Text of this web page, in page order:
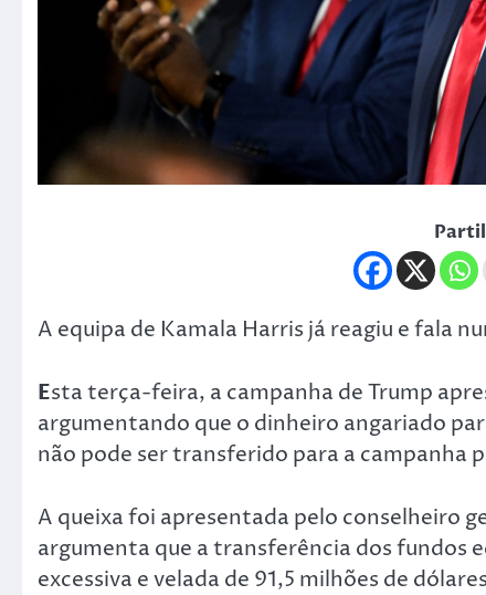
A equipa de Kamala Harris já reagiu e fala
Esta terça-feira, a campanha de Trump
argumentando que o dinheiro angariado
não pode ser transferido para a campanha
A queixa foi apresentada pelo conselheiro
argumenta que a transferência dos fundos
excessiva e velada de 91,5 milhões de